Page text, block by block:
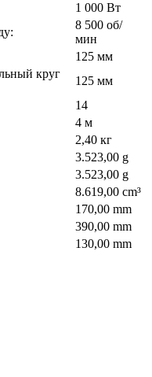
1 000 Вт
8 500 об/
мин
125 мм
круг
125 мм
14
4 м
2,40 кг
3.523,00 g
3.523,00 g
8.619,00 cm³
170,00 mm
390,00 mm
130,00 mm